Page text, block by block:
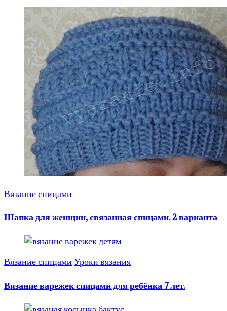
Вязание спицами
Шапка для женщин, связанная спицами. 2 варианта
Вязание спицами Уроки вязания
Вязание варежек спицами для ребёнка 7 лет.